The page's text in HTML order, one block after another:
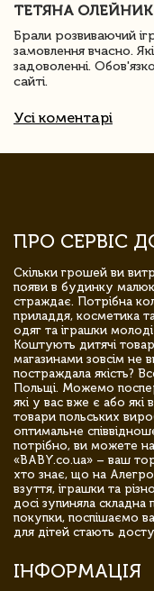
ТЕТЯНА ОЛЕЙНИК
Брали розвиваючий
замовлення вчасно.
задоволенні.
сайті.
Усі коментарі
ПРО СЕРВІС
Скільки грошей ви
появи в будинку
страждає. Потрібна
приладдя, косметика
одяг та іграшки
Коштують дитячі
магазинами зовсім не
постраждала якість?
Польщі. Можемо
які у вас вже є або
товари польських
оптимальне
потрібно, ви можете
«BABY.co.ua» – ваш
хто знає, що на
взуття, іграшки та
досі зупиняла
покупки, поспішаємо
для дітей стають
ІНФОРМАЦІЯ